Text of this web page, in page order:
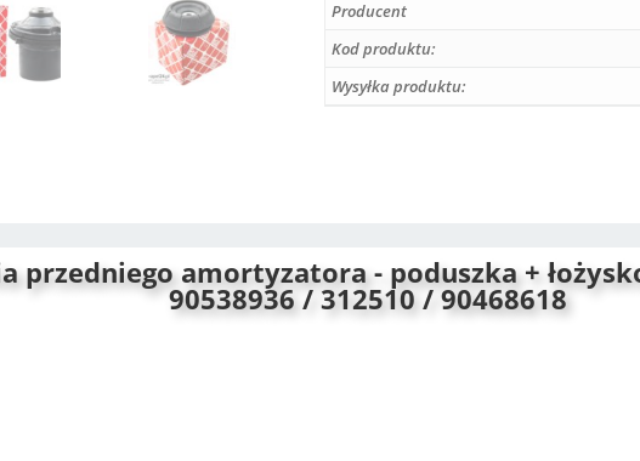
e
:
Producent
Kod produktu:
Wysyłka produktu:
przedniego amortyzatora - poduszka +
90538936 / 312510 / 90468618